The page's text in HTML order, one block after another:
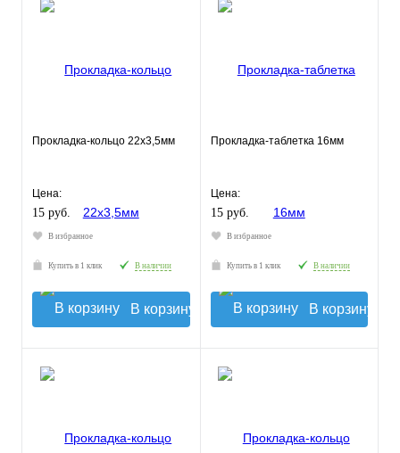
Прокладка-кольцо 22х3,5мм
Цена:
15 руб.
В избранное
Купить в 1 клик В наличии
В корзину
Прокладка-таблетка 16мм
Цена:
15 руб.
В избранное
Купить в 1 клик В наличии
В корзину